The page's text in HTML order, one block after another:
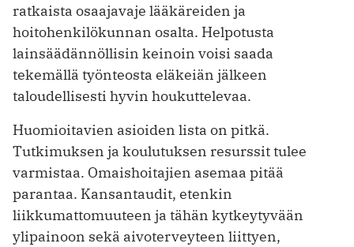
ratkaista osaajavaje lääkäreiden ja
hoitohenkilökunnan osalta. Helpotusta
lainsäädännöllisin keinoin voisi saada
tekemällä työnteosta eläkeiän jälkeen
taloudellisesti hyvin houkuttelevaa.
Huomioitavien asioiden lista on pitkä.
Tutkimuksen ja koulutuksen resurssit tulee
varmistaa. Omaishoitajien asemaa pitää
parantaa. Kansantaudit, etenkin
liikkumattomuuteen ja tähän kytkeytyvään
ylipainoon sekä aivoterveyteen liittyen,